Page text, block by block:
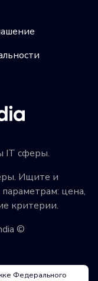
IT сферы.
Ищите и
цена,
критерии.
©
Федерального